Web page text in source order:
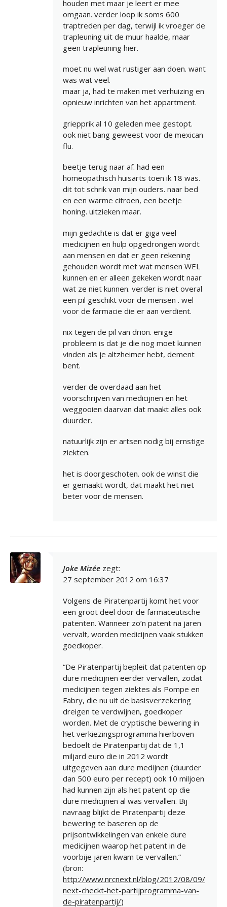
houden met maar je leert er mee
omgaan. verder loop ik soms 600
traptreden per dag, terwijl ik vroeger de
trapleuning uit de muur haalde, maar
geen trapleuning hier.
moet nu wel wat rustiger aan doen. want
was wat veel.
maar ja, had te maken met verhuizing en
opnieuw inrichten van het appartment.
griepprik al 10 geleden mee gestopt.
ook niet bang geweest voor de mexican
flu.
beetje terug naar af. had een
homeopathisch huisarts toen ik 18 was.
dit tot schrik van mijn ouders. naar bed
en een warme citroen, een beetje
honing. uitzieken maar.
mijn gedachte is dat er giga veel
medicijnen en hulp opgedrongen wordt
aan mensen en dat er geen rekening
gehouden wordt met wat mensen WEL
kunnen en er alleen gekeken wordt naar
wat ze niet kunnen. verder is niet overal
een pil geschikt voor de mensen . wel
voor de farmacie die er aan verdient.
nix tegen de pil van drion. enige
probleem is dat je die nog moet kunnen
vinden als je altzheimer hebt, dement
bent.
verder de overdaad aan het
voorschrijven van medicijnen en het
weggooien daarvan dat maakt alles ook
duurder.
natuurlijk zijn er artsen nodig bij ernstige
ziekten.
het is doorgeschoten. ook de winst die
er gemaakt wordt, dat maakt het niet
beter voor de mensen.
Joke Mizée zegt:
27 september 2012 om 16:37
Volgens de Piratenpartij komt het voor
een groot deel door de farmaceutische
patenten. Wanneer zo’n patent na jaren
vervalt, worden medicijnen vaak stukken
goedkoper.
“De Piratenpartij bepleit dat patenten op
dure medicijnen eerder vervallen, zodat
medicijnen tegen ziektes als Pompe en
Fabry, die nu uit de basisverzekering
dreigen te verdwijnen, goedkoper
worden. Met de cryptische bewering in
het verkiezingsprogramma hierboven
bedoelt de Piratenpartij dat de 1,1
miljard euro die in 2012 wordt
uitgegeven aan dure medijnen (duurder
dan 500 euro per recept) ook 10 miljoen
had kunnen zijn als het patent op die
dure medicijnen al was vervallen. Bij
navraag blijkt de Piratenpartij deze
bewering te baseren op de
prijsontwikkelingen van enkele dure
medicijnen waarop het patent in de
voorbije jaren kwam te vervallen.”
(bron:
http://www.nrcnext.nl/blog/2012/08/09/
next-checkt-het-partijprogramma-van-
de-piratenpartij/)